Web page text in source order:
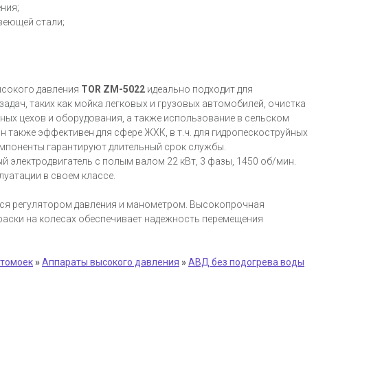
стали;
давления TOR ZM-5022 идеально подходит для
таких как мойка легковых и грузовых автомобилей, очистка
цехов и оборудования, а также использование в сельском
также эффективен для сфере ЖХК, в т.ч. для гидропескоструйных
гарантируют длительный срок службы.
с полым валом 22 кВт, 3 фазы, 1450 об/мин.
в своем классе.
регулятором давления и манометром. Высокопрочная
на колесах обеспечивает надежность перемещения
»Аппараты высокого давления »АВД без подогрева воды